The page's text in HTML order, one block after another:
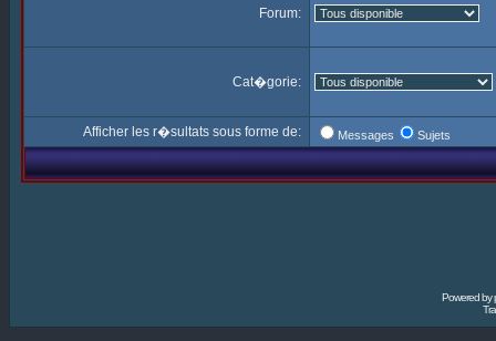
Forum:
Cat�gorie:
Afficher les r�sultats sous forme de: Messages Sujets
Powered by